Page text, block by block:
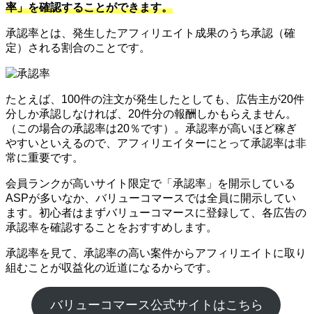
率」を確認することができます。
承認率とは、発生したアフィリエイト成果のうち承認（確
定）される割合のことです。
たとえば、100件の注文が発生したとしても、広告主が20件
分しか承認しなければ、20件分の報酬しかもらえません。
（この場合の承認率は20％です）。承認率が高いほど稼ぎ
やすいといえるので、アフィリエイターにとって承認率は非
常に重要です。
会員ランクが高いサイト限定で「承認率」を開示している
ASPが多いなか、バリューコマースでは全員に開示してい
ます。初心者はまずバリューコマースに登録して、各広告の
承認率を確認することをおすすめします。
承認率を見て、承認率の高い案件からアフィリエイトに取り
組むことが収益化の近道になるからです。
バリューコマース公式サイトはこちら